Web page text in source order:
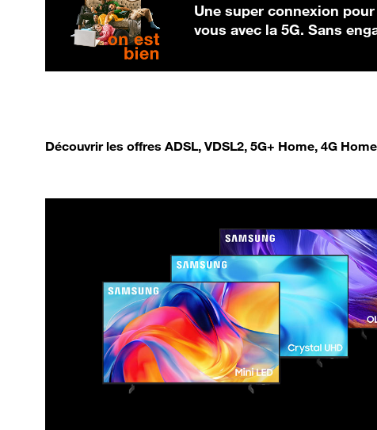
Une super connexion
vous avec la 5G. Sans
Découvrir les offres ADSL, VDSL2, 5G+ Home, 4G